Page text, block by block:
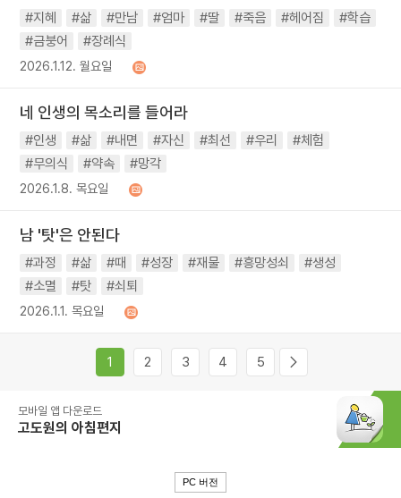
#지혜 #삶 #만남 #엄마 #딸 #죽음 #헤어짐
#학습
#금붕어
#장례식
2026.1.12. 월요일
네 인생의 목소리를 들어라
#인생 #삶 #내면 #자신 #최선 #우리
#체험
#무의식
#약속 #망각
2026.1.8. 목요일
남 '탓'은 안된다
#과정 #삶 #때 #성장 #재물 #흥망성쇠
#생성
#소멸
#탓 #쇠퇴
2026.1.1. 목요일
1 2 3 4 5
모바일 앱 다운로드
고도원의 아침편지
PC 버전